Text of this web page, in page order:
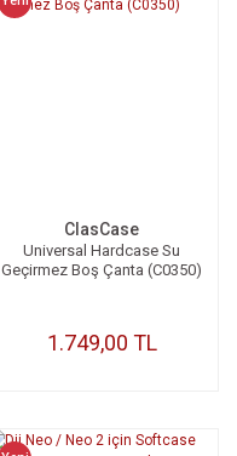
ClasCase
Universal Hardcase Su
Geçirmez Boş Çanta (C0350)
1.749,00 TL